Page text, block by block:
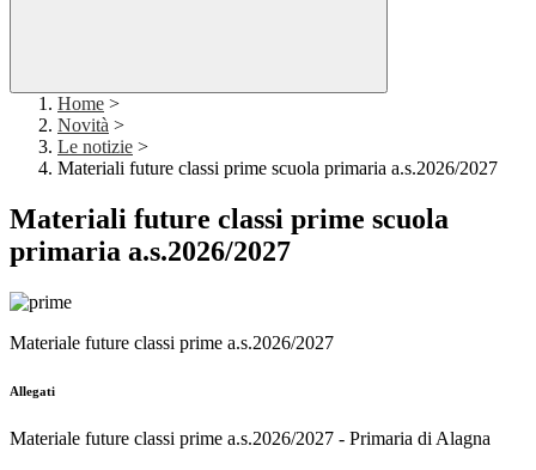
Home >
Novità >
Le notizie >
Materiali future classi prime scuola primaria a.s.2026/2027
Materiali future classi prime scuola
primaria a.s.2026/2027
Materiale future classi prime a.s.2026/2027
Allegati
Materiale future classi prime a.s.2026/2027 - Primaria di Alagna